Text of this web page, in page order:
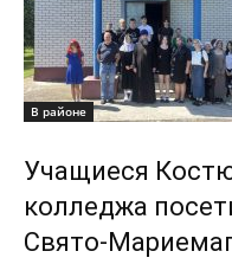
В районе
Учащиеся
колледжа
Свято-